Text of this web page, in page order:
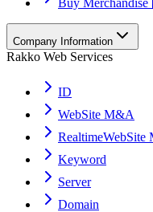
Company Information
Rakko Web Services
ID
WebSite M&A
RealtimeWebSite
Keyword
Server
Domain